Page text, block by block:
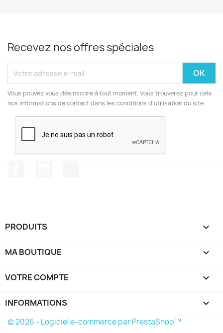
Recevez nos offres spéciales
Vous pouvez vous désinscrire à tout moment. Vous trouverez pour cela
nos informations de contact dans les conditions d'utilisation du site.
PRODUITS 
MA BOUTIQUE 
VOTRE COMPTE 
INFORMATIONS keyboard_arrow_down
© 2026 - Logiciel e-commerce par PrestaShop™